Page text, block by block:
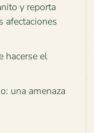
y reporta
afectaciones
hacerse el
una amenaza